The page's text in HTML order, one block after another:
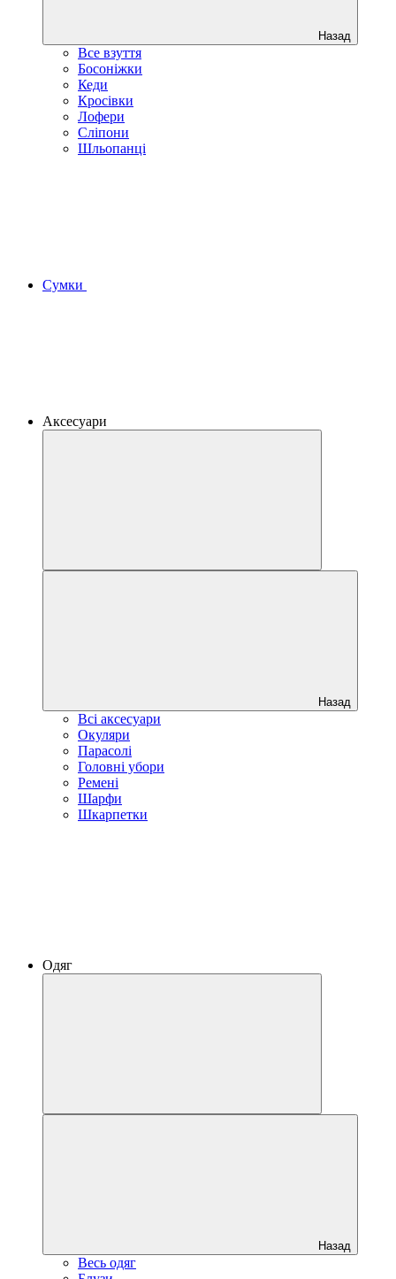
Назад
Все взуття
Босоніжки
Кеди
Кросівки
Лофери
Сліпони
Шльопанці
Сумки
Аксесуари
Назад
Всі аксесуари
Окуляри
Парасолі
Головні убори
Ремені
Шарфи
Шкарпетки
Одяг
Назад
Весь одяг